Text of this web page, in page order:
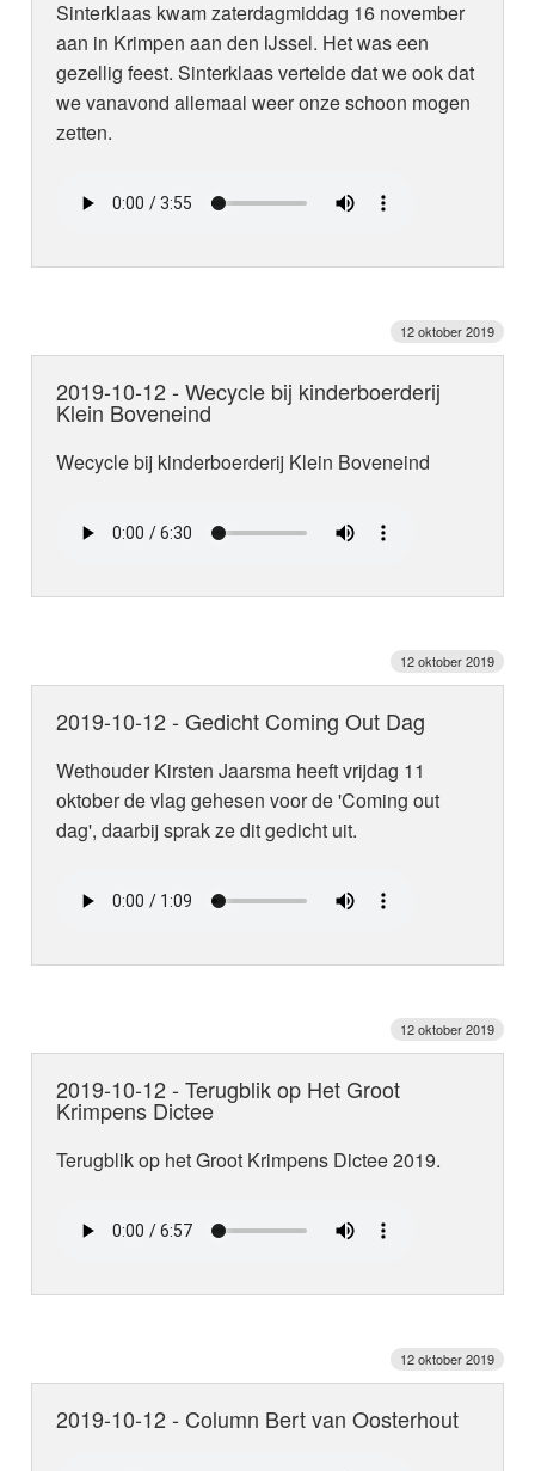
Sinterklaas kwam zaterdagmiddag 16 november
aan in Krimpen aan den IJssel. Het was een
gezellig feest. Sinterklaas vertelde dat we ook dat
we vanavond allemaal weer onze schoon mogen
zetten.
12 oktober 2019
2019-10-12 - Wecycle bij kinderboerderij
Klein Boveneind
Wecycle bij kinderboerderij Klein Boveneind
12 oktober 2019
2019-10-12 - Gedicht Coming Out Dag
Wethouder Kirsten Jaarsma heeft vrijdag 11
oktober de vlag gehesen voor de 'Coming out
dag', daarbij sprak ze dit gedicht uit.
12 oktober 2019
2019-10-12 - Terugblik op Het Groot
Krimpens Dictee
Terugblik op het Groot Krimpens Dictee 2019.
12 oktober 2019
2019-10-12 - Column Bert van Oosterhout